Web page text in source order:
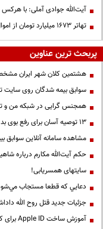
آیت‌الله جوادی آملی: با هرکس
تهاتر ۱۶۷۳ میلیارد تومان از اموال شرکت‌های تراستی
پربحث ترین عناوین
هشتمین کلان شهر ایران
سوابق بیمه شدگان روی سایت
همجنس گرایی در شبکه من و
13 توصیه آسان برای رفع بوی بد دهان
مشاهده سامانه آنلاين سوابق
حكم آيت‌الله مكارم درباره
سایتهای همسریابی!
دعايي كه قطعا مستجاب
جزئیات جدید قتل روح الله
آموزش ساخت Apple ID برای کاربران ایرانی